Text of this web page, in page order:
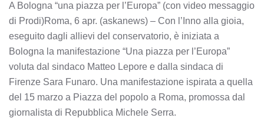
A Bologna “una piazza per l’Europa” (con video messaggio
di Prodi)Roma, 6 apr. (askanews) – Con l’Inno alla gioia,
eseguito dagli allievi del conservatorio, è iniziata a
Bologna la manifestazione “Una piazza per l’Europa”
voluta dal sindaco Matteo Lepore e dalla sindaca di
Firenze Sara Funaro. Una manifestazione ispirata a quella
del 15 marzo a Piazza del popolo a Roma, promossa dal
giornalista di Repubblica Michele Serra.